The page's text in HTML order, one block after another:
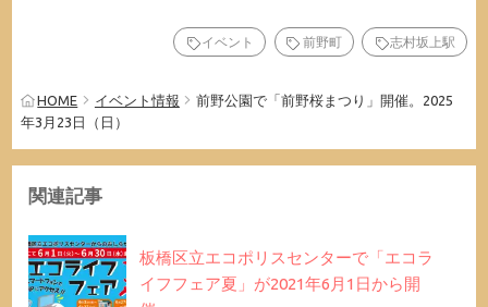
イベント 前野町 志村坂上駅
HOME イベント情報
前野公園で「前野桜まつり」開催。2025
年3月23日（日）
関連記事
板橋区立エコポリスセンターで「エコラ
イフフェア夏」が2021年6月1日から開